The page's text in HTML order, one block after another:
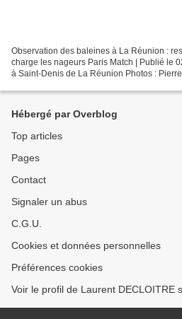
Observation des baleines à La Réunion :
charge les nageurs Paris Match | Publié le
à Saint-Denis de La Réunion Photos :
Hébergé par Overblog
Top articles
Pages
Contact
Signaler un abus
C.G.U.
Cookies et données personnelles
Préférences cookies
Voir le profil de Laurent DECLOITRE